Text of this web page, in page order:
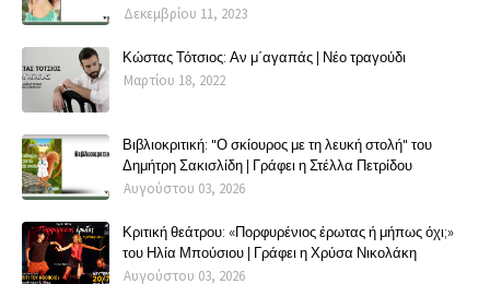
Δεκεμβρίου 11, 2023
Κώστας Τότσιος: Αν μ΄αγαπάς | Νέο τραγούδι
Μαρτίου 18, 2022
Βιβλιοκριτική: "Ο σκίουρος με τη λευκή στολή" του
Δημήτρη Σακισλίδη | Γράφει η Στέλλα Πετρίδου
Αυγούστου 03, 2026
Κριτική θεάτρου: «Πορφυρένιος έρωτας ή μήπως όχι;»
του Ηλία Μπούσιου | Γράφει η Χρύσα Νικολάκη
Αυγούστου 03, 2026